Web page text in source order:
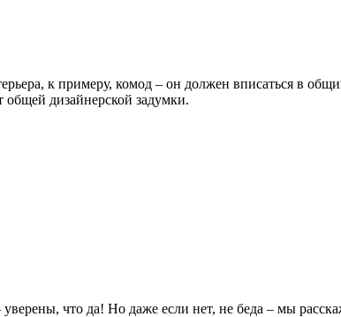
к примеру, комод – он должен вписаться в
общей дизайнерской задумки.
что да! Но даже если нет, не беда – мы